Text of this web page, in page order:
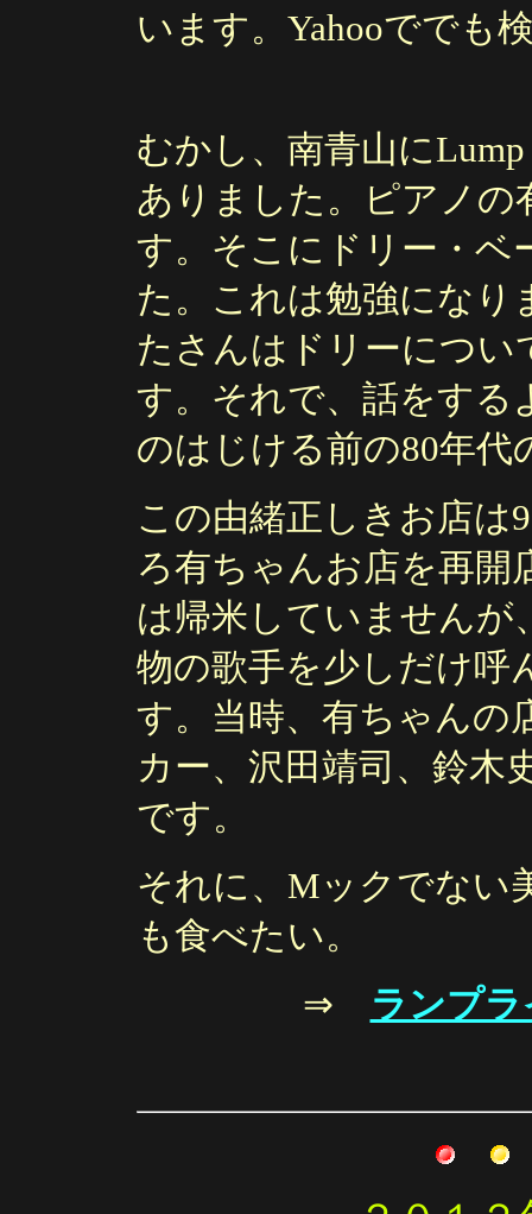
います。Yahooででも
むかし、南青山に
ありました。ピアノ
す。そこにドリー・ベ
た。これは勉強になり
たさんはドリーについ
す。それで、話をする
のはじける前の80年代
この由緒正しきお店は
ろ有ちゃんお店を再開
は帰米していませんが
物の歌手を少しだけ呼
す。当時、有ちゃんの
カー、沢田靖司、鈴木
です。
それに、Mックでない
も食べたい。
⇒
ランプ